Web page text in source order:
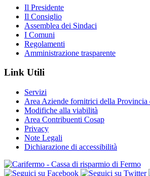
Il Presidente
Il Consiglio
Assemblea dei Sindaci
I Comuni
Regolamenti
Amministrazione trasparente
Link Utili
Servizi
Area Aziende fornitrici della Provincia
Modifiche alla viabilità
Area Contribuenti Cosap
Privacy
Note Legali
Dichiarazione di accessibilità